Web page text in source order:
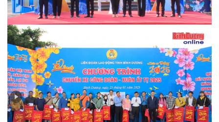
Phát động Tháng thanh niên năm 2025
Lãnh đạo tỉnh tiễn hơn 1.600 công nhân lên xe 0 đồng